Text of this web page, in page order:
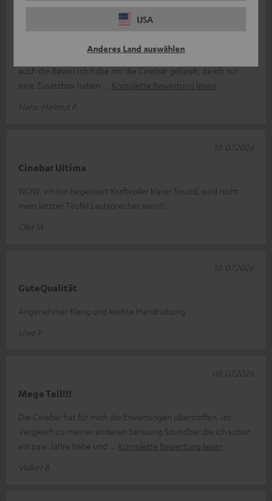
USA
Anderes Land auswählen
Das Gerät ist schon sehr wuchtig. Dafür stimmt der Sound,
auch die Bässe! Ich habe mir die Cinebar gekauft, da ich nur
eine Zusatzbox haben
Komplette Bewertung lesen
Hans-Helmut P.
Cinebar Ultima
WOW, ich bin begeistert Kraftvoller klarer Sound, wird nicht
mein letzter Teufel Lautsprecher sein!!!
Olaf M.
10.07.2026
GuteQualität
Angenehmer Klang und leichte Handhabung
Uwe P.
10.07.2026
Mega Teil!!!
Die Cinebar hat für mich die Erwartungen übertroffen. Im
Vergleich zu meiner anderen Samsung Soundbar die ich schon
ein paar Jahre habe und
Komplette Bewertung lesen
Volker B.
08.07.2026